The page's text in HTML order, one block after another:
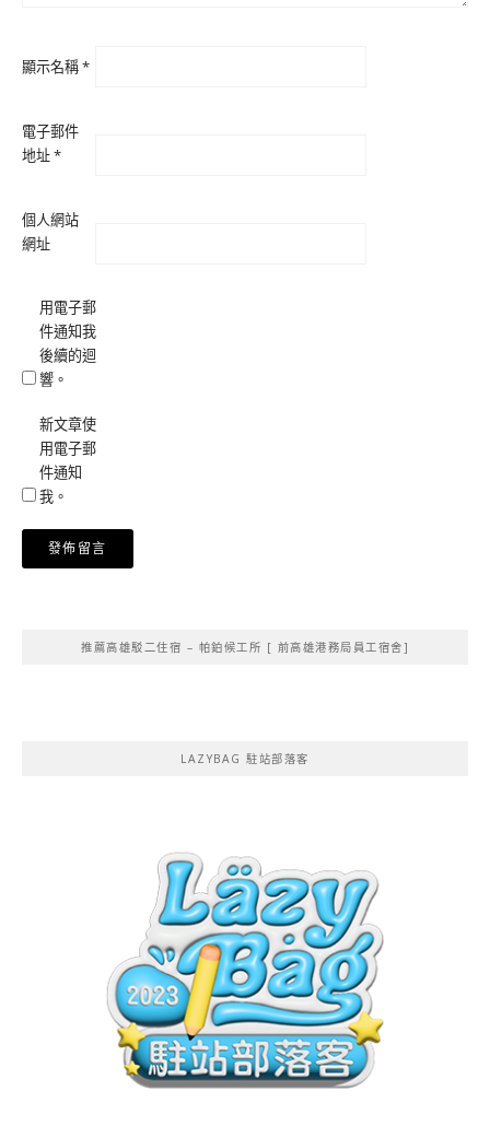
顯示名稱*
電子郵件
地址*
個人網站
網址
用電子郵
件通知我
後續的迴
響。
新文章使
用電子郵
件通知
我。
推薦高雄駁二住宿 – 帕鉑候工所 [ 前高雄港務局員工宿舍]
LAZYBAG 駐站部落客